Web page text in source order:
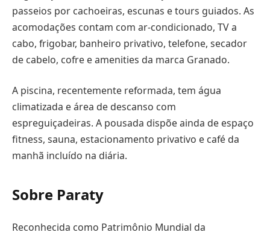
passeios por cachoeiras, escunas e tours guiados. As
acomodações contam com ar-condicionado, TV a
cabo, frigobar, banheiro privativo, telefone, secador
de cabelo, cofre e amenities da marca Granado.
A piscina, recentemente reformada, tem água
climatizada e área de descanso com
espreguiçadeiras. A pousada dispõe ainda de espaço
fitness, sauna, estacionamento privativo e café da
manhã incluído na diária.
Sobre Paraty
Reconhecida como Patrimônio Mundial da